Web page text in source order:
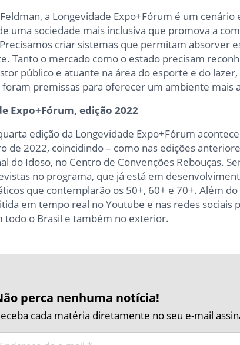
a Longevidade Expo+Fórum é um
uma sociedade mais inclusiva que promova a
criar sistemas que permitam absorver
Tanto o mercado como o estado precisam
público e atuante na área do esporte e do
premissas para oferecer um ambiente mais
Expo+Fórum, edição 2022
edição da Longevidade Expo+Fórum
de 2022, coincidindo – como nas edições
do Idoso, no Centro de Convenções Rebouças.
no programa, que já está em
que contemplarão os 50+, 60+ e 70+. Além
em tempo real no Youtube e nas redes sociais
todo o Brasil e também no exterior.
perca nenhuma notícia!
cada matéria diretamente no seu e-mail